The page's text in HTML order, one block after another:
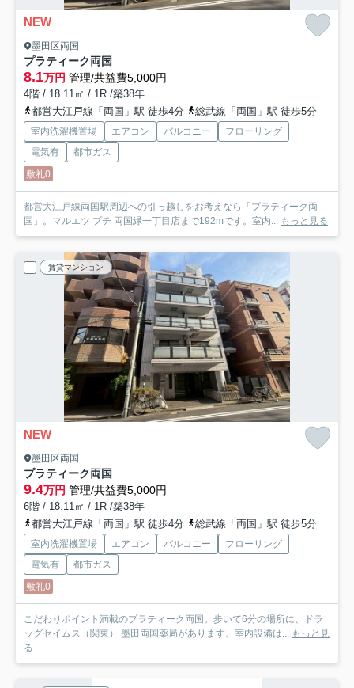
NEW
墨田区両国
プラティーク両国
8.1万円 管理/共益費5,000円
4階 / 18.11㎡ / 1R /築38年
都営大江戸線「両国」駅 徒歩4分
総武線「両国」駅 徒歩5分
室内洗濯機置場 エアコン バルコニー
フローリング
電気有
都市ガス
敷礼0
都営大江戸線両国駅周辺への引っ越しをお考えなら「プラティーク両
国」。マルエツ プチ 両国緑一丁目店まで192mです。室内... もっと見る
賃貸マンション
NEW
墨田区両国
プラティーク両国
9.4万円 管理/共益費5,000円
6階 / 18.11㎡ / 1R /築38年
都営大江戸線「両国」駅 徒歩4分
総武線「両国」駅 徒歩5分
室内洗濯機置場 エアコン バルコニー
フローリング
電気有
都市ガス
敷礼0
こだわりポイント満載のプラティーク両国。歩いて6分の場所に、ドラ
ッグセイムス（関東） 墨田両国薬局があります。室内設備は... もっと見
る